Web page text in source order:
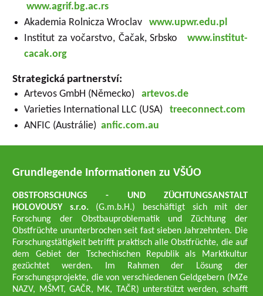
www.agrif.bg.ac.rs
Akademia Rolnicza Wroclavwww.upwr.edu.pl
Institut za vočarstvo, Čačak, Srbsko www.institut-
cacak.org
Strategická partnerství:
Artevos GmbH (Německo)artevos.de
Varieties International LLC (USA)
treeconnect.com
ANFIC (Austrálie)anfic.com.au
Grundlegende Informationen zu VŠÚO
OBSTFORSCHUNGS - UND ZÜCHTUNGSANSTALT
HOLOVOUSY s.r.o. (G.m.b.H.) beschäftigt sich mit der
Forschung der Obstbauproblematik und Züchtung der
Obstfrüchte ununterbrochen seit fast sieben Jahrzehnten. Die
Forschungstätigkeit betrifft praktisch alle Obstfrüchte, die auf
dem Gebiet der Tschechischen Republik als Marktkultur
gezüchtet werden. Im Rahmen der Lösung der
Forschungsprojekte, die von verschiedenen Geldgebern (MZe
NAZV, MŠMT, GAČR, MK, TAČR) unterstützt werden, schafft